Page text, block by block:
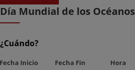
Día Mundial de los Océanos
¿Cuándo?
Fecha Inicio
Fecha Fin
Hora